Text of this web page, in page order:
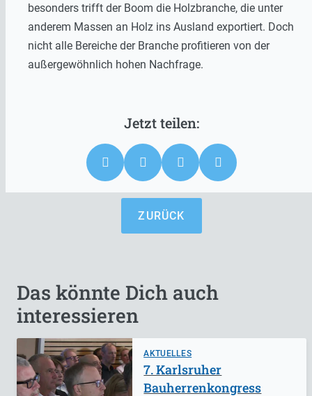
besonders trifft der Boom die Holzbranche, die unter
anderem Massen an Holz ins Ausland exportiert. Doch
nicht alle Bereiche der Branche profitieren von der
außergewöhnlich hohen Nachfrage.
ZURÜCK
Das könnte Dich auch
interessieren
AKTUELLES
7. Karlsruher
Bauherrenkongress